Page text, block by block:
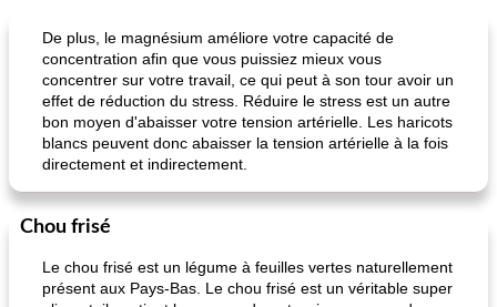
pouding au chocolat maison
De plus, le magnésium améliore votre capacité de
concentration afin que vous puissiez mieux vous
concentrer sur votre travail, ce qui peut à son tour avoir un
effet de réduction du stress. Réduire le stress est un autre
bon moyen d'abaisser votre tension artérielle. Les haricots
blancs peuvent donc abaisser la tension artérielle à la fois
directement et indirectement.
Chou frisé
Le chou frisé est un légume à feuilles vertes naturellement
présent aux Pays-Bas. Le chou frisé est un véritable super